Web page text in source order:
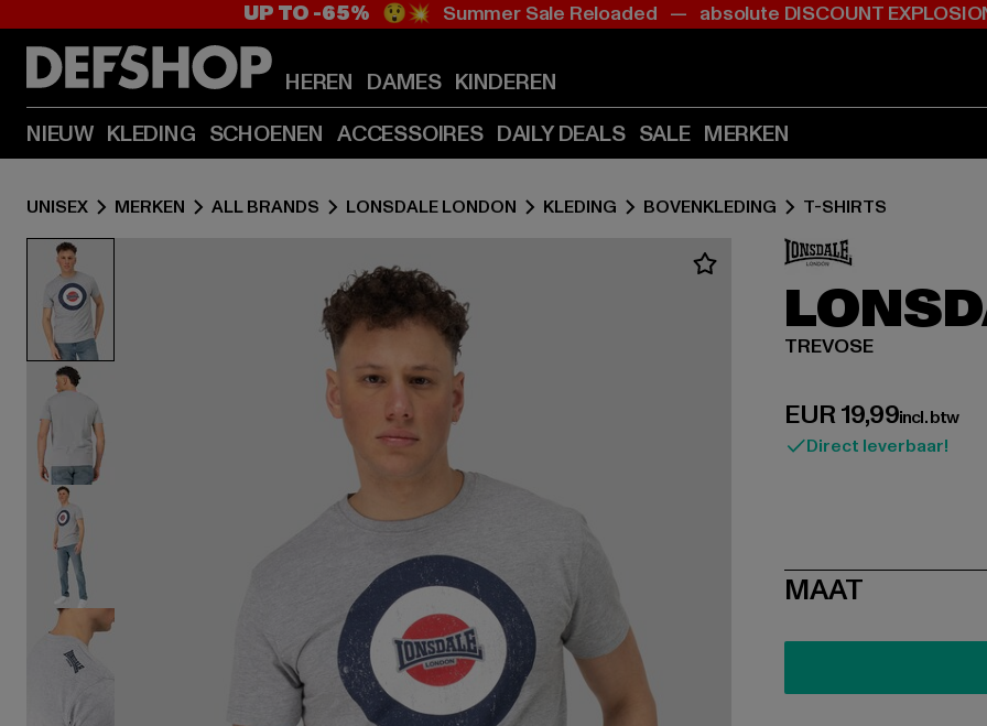
Ga
(Druk
op
Enter)
Ga
(Druk
op
Enter)
UP TO -65% 😲💥 Summer Sale Reloaded — absolute DISCOUNT
HEREN DAMES KINDEREN
NIEUW KLEDING SCHOENEN ACCESSOIRES DAILY DEALS SALE MERKEN
UNISEX MERKEN ALL BRANDS LONSDALE LONDON KLEDING BOVENKLEDING T-SHIRTS
TREVOSE
EUR 19,99
Huidige prijs: EUR
incl. btw
Direct leverbaar!
SIZE
MAAT